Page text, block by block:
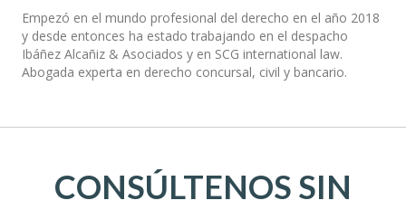
Empezó en el mundo profesional del derecho en el año 2018
y desde entonces ha estado trabajando en el despacho
Ibáñez Alcañiz & Asociados y en SCG international law.
Abogada experta en derecho concursal, civil y bancario.
CONSÚLTENOS SIN